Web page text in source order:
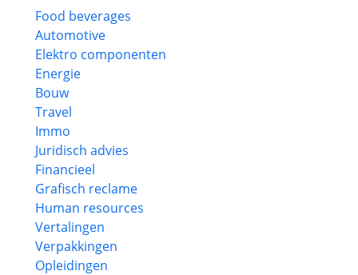
Food beverages
Automotive
Elektro componenten
Energie
Bouw
Travel
Immo
Juridisch advies
Financieel
Grafisch reclame
Human resources
Vertalingen
Verpakkingen
Opleidingen